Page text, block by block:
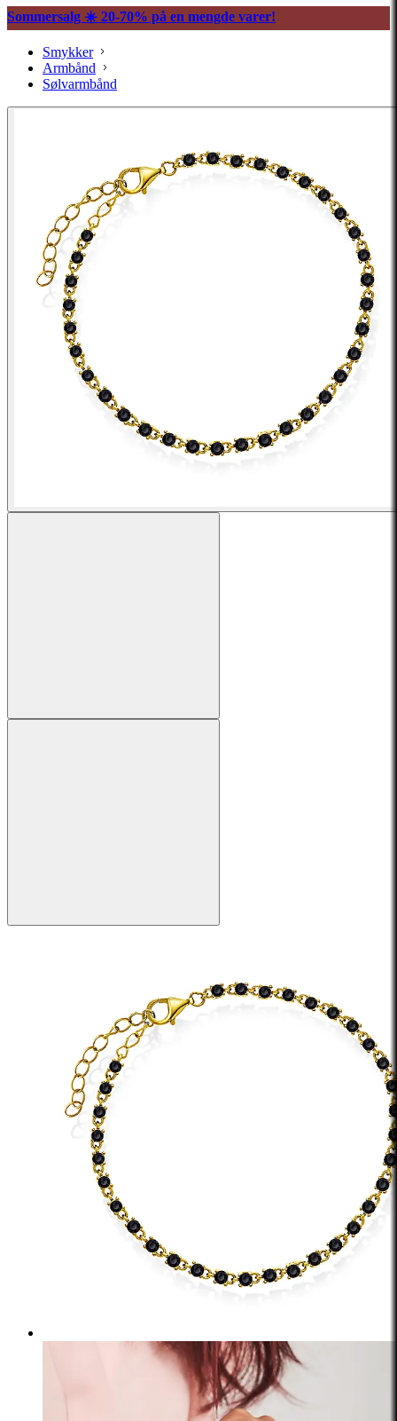
Sommersalg ☀️ 20-70% på en mengde varer!
Smykker
Armbånd
Sølvarmbånd